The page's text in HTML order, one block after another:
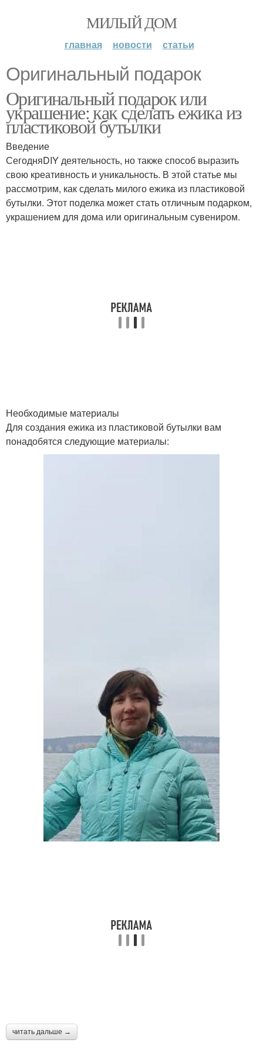
МИЛЫЙ ДОМ
главная новости статьи
Оригинальный подарок
Оригинальный подарок или
украшение: как сделать ежика из
пластиковой бутылки
Введение
СегодняDIY деятельность, но также способ выразить
свою креативность и уникальность. В этой статье мы
рассмотрим, как сделать милого ежика из пластиковой
бутылки. Этот поделка может стать отличным подарком,
украшением для дома или оригинальным сувениром.
Необходимые материалы
Для создания ежика из пластиковой бутылки вам
понадобятся следующие материалы:
читать дальше →